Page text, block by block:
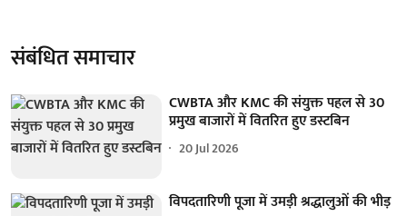
संबंधित समाचार
CWBTA और KMC की संयुक्त पहल से 30
प्रमुख बाजारों में वितरित हुए डस्टबिन
20 Jul 2026
विपदतारिणी पूजा में उमड़ी श्रद्धालुओं की भीड़